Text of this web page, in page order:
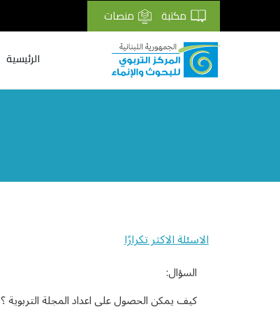
مكتبة منصات
الرئيسية
الاسئلة الاكثر تكرارًا
السؤال:
كيف يمكن الحصول على اعداد المجلة التربوية ؟